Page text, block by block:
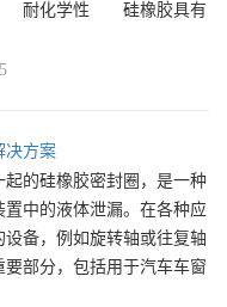
耐化学性 硅橡胶具有
决方案
的硅橡胶密封圈，是一种
中的液体泄漏。在各种应
备，例如旋转轴或往复轴
部分，包括用于汽车车窗